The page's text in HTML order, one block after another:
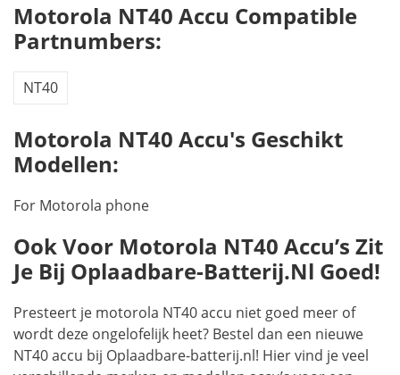
Motorola NT40 Accu Compatible
Partnumbers:
NT40
Motorola NT40 Accu's Geschikt
Modellen:
For Motorola phone
Ook Voor Motorola NT40 Accu’s Zit
Je Bij Oplaadbare-Batterij.nl Goed!
Presteert je motorola NT40 accu niet goed meer of
wordt deze ongelofelijk heet? Bestel dan een nieuwe
NT40 accu bij Oplaadbare-batterij.nl! Hier vind je veel